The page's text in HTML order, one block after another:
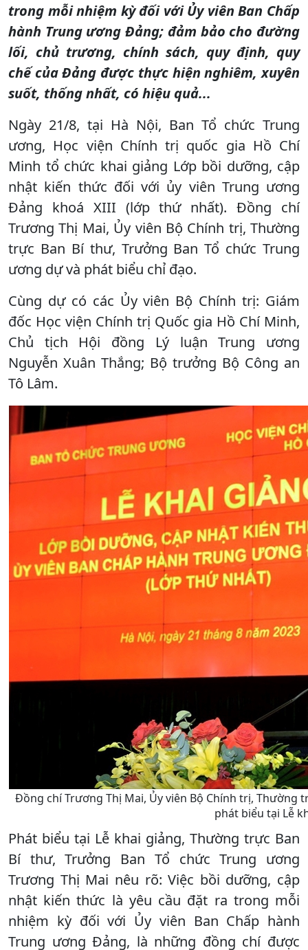
trong mỗi nhiệm kỳ đối với Ủy viên Ban Chấp
hành Trung ương Đảng; đảm bảo cho đường
lối, chủ trương, chính sách, quy định, quy
chế của Đảng được thực hiện nghiêm, xuyên
suốt, thống nhất, có hiệu quả...
Ngày 21/8, tại Hà Nội, Ban Tổ chức Trung
ương, Học viện Chính trị quốc gia Hồ Chí
Minh tổ chức khai giảng Lớp bồi dưỡng, cập
nhật kiến thức đối với ủy viên Trung ương
Đảng khoá XIII (lớp thứ nhất). Đồng chí
Trương Thị Mai, Ủy viên Bộ Chính trị, Thường
trực Ban Bí thư, Trưởng Ban Tổ chức Trung
ương dự và phát biểu chỉ đạo.
Cùng dự có các Ủy viên Bộ Chính trị: Giám
đốc Học viện Chính trị Quốc gia Hồ Chí Minh,
Chủ tịch Hội đồng Lý luận Trung ương
Nguyễn Xuân Thắng; Bộ trưởng Bộ Công an
Tô Lâm.
Đồng chí Trương Thị Mai, Ủy viên Bộ Chính trị, Thường
phát biểu tại Lễ
Phát biểu tại Lễ khai giảng, Thường trực Ban
Bí thư, Trưởng Ban Tổ chức Trung ương
Trương Thị Mai nêu rõ: Việc bồi dưỡng, cập
nhật kiến thức là yêu cầu đặt ra trong mỗi
nhiệm kỳ đối với Ủy viên Ban Chấp hành
Trung ương Đảng, là những đồng chí được